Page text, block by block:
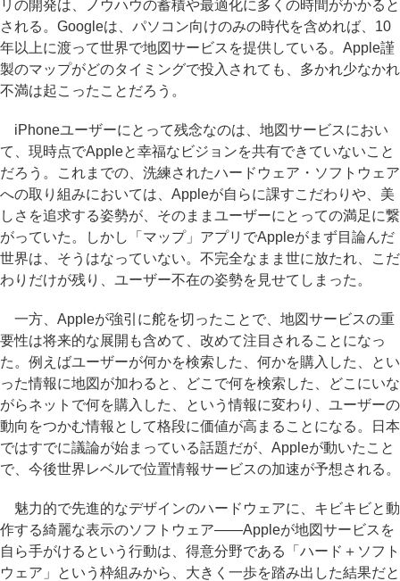
リの開発は、ノウハウの蓄積や最適化に多くの時間がかかると
される。Googleは、パソコン向けのみの時代を含めれば、10
年以上に渡って世界で地図サービスを提供している。Apple謹
製のマップがどのタイミングで投入されても、多かれ少なかれ
不満は起こったことだろう。
iPhoneユーザーにとって残念なのは、地図サービスにおい
て、現時点でAppleと幸福なビジョンを共有できていないこと
だろう。これまでの、洗練されたハードウェア・ソフトウェア
への取り組みにおいては、Appleが自らに課すこだわりや、美
しさを追求する姿勢が、そのままユーザーにとっての満足に繋
がっていた。しかし「マップ」アプリでAppleがまず目論んだ
世界は、そうはなっていない。不完全なまま世に放たれ、こだ
わりだけが残り、ユーザー不在の姿勢を見せてしまった。
一方、Appleが強引に舵を切ったことで、地図サービスの重
要性は将来的な展開も含めて、改めて注目されることになっ
た。例えばユーザーが何かを検索した、何かを購入した、とい
った情報に地図が加わると、どこで何を検索した、どこにいな
がらネットで何を購入した、という情報に変わり、ユーザーの
動向をつかむ情報として格段に価値が高まることになる。日本
ではすでに議論が始まっている話題だが、Appleが動いたこと
で、今後世界レベルで位置情報サービスの加速が予想される。
魅力的で先進的なデザインのハードウェアに、キビキビと動
作する綺麗な表示のソフトウェア――Appleが地図サービスを
自ら手がけるという行動は、得意分野である「ハード＋ソフト
ウェア」という枠組みから、大きく一歩を踏み出した結果だと